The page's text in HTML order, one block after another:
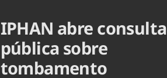
IPHAN abre consulta
pública sobre
tombamento